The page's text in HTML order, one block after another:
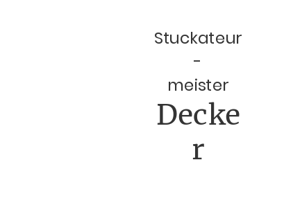
Stuckateur
-
meister
Decke
r